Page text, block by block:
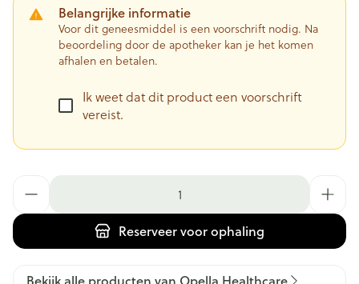
Belangrijke informatie
Voor dit geneesmiddel is een voorschrift nodig. Na
beoordeling door de apotheker kan je het komen
afhalen en betalen.
Ik weet dat dit product een voorschrift
vereist.
Reserveervoor ophaling